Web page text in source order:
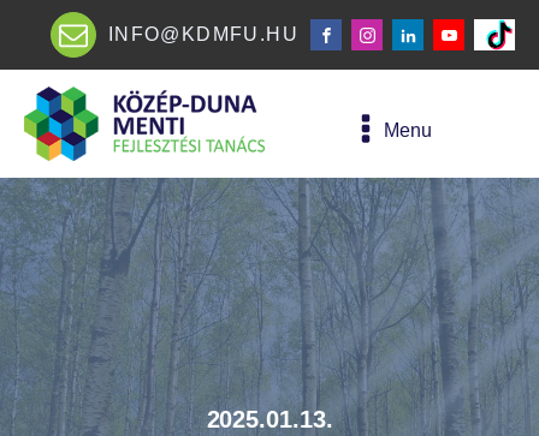
INFO@KDMFU.HU
Menu
2025.01.13.